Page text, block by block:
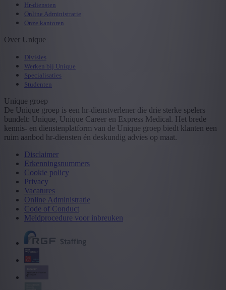
Hr-diensten
Online Administratie
Onze kantoren
Over Unique
Divisies
Werken bij Unique
Specialisaties
Studenten
Unique groep
De Unique groep is een hr-dienstverlener die drie sterke spelers
bundelt: Unique, Unique Career en Express Medical. Het brede
kennis- en dienstenplatform van de Unique groep biedt klanten een
ruim aanbod hr-diensten én deskundig advies op maat.
Disclaimer
Erkenningsnummers
Cookie policy
Privacy
Vacatures
Online Administratie
Code of Conduct
Meldprocedure voor inbreuken